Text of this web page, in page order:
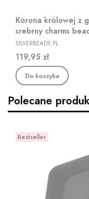
Korona królowej z
srebrny charms
PRODUCENT
SILVERBEADS.PL
Cena
119,95 zł
Do koszyka
Polecane
Bestseller